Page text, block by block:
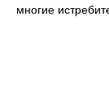
многие